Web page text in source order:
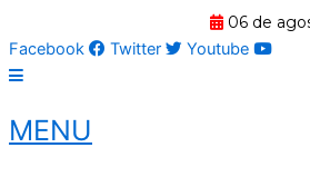
para
o
06 de
Facebook
Twitter Youtube
MENU